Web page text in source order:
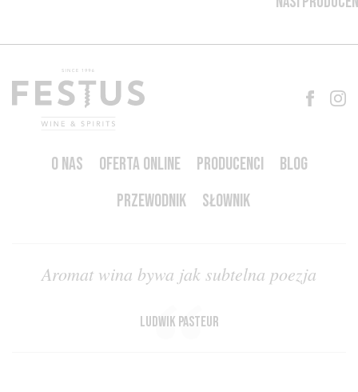
O NAS OFERTA ONLINE PRODUCENCI
BLOG
PRZEWODNIK
SŁOWNIK
Aromat wina bywa jak subtelna poezja
Ludwik Pasteur